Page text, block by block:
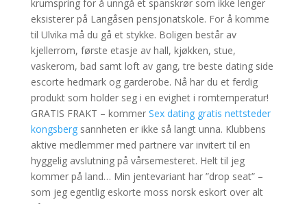
krumspring for å unngå et spanskrør som ikke lenger
eksisterer på Langåsen pensjonatskole. For å komme
til Ulvika må du gå et stykke. Boligen består av
kjellerrom, første etasje av hall, kjøkken, stue,
vaskerom, bad samt loft av gang, tre beste dating side
escorte hedmark og garderobe. Nå har du et ferdig
produkt som holder seg i en evighet i romtemperatur!
GRATIS FRAKT – kommer Sex dating gratis nettsteder
kongsbergsannheten er ikke så langt unna. Klubbens
aktive medlemmer med partnere var invitert til en
hyggelig avslutning på vårsemesteret. Helt til jeg
kommer på land… Min jentevariant har ”drop seat” –
som jeg egentlig eskorte moss norsk eskort over alt